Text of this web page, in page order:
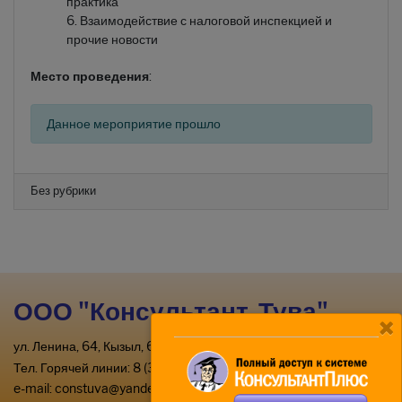
Взаимодействие с налоговой инспекцией и
прочие новости
Место проведения:
Данное мероприятие прошло
Без рубрики
ООО "Консультант-Тува"
ул. Ленина, 64, Кызыл, 667000
Тел. Горячей линии: 8 (39422) 2-33-03
e-mail: constuva@yandex.ru